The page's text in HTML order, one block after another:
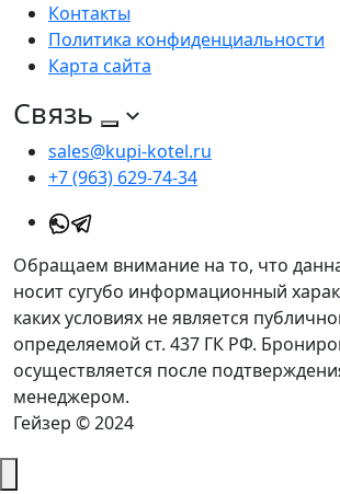
Контакты
Политика конфиденциальности
Карта сайта
Связь
sales@kupi-kotel.ru
+7 (963) 629-74-34
Обращаем внимание на то, что
носит сугубо информационный
каких условиях не является
определяемой ст. 437 ГК РФ.
осуществляется после
менеджером.
Гейзер © 2024